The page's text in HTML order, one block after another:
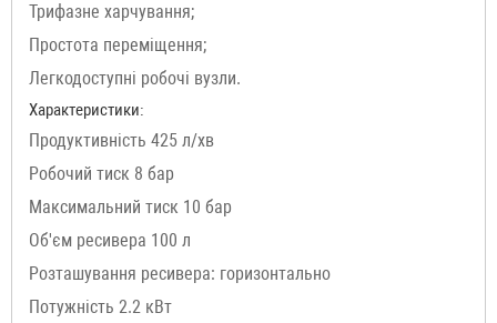
Трифазне харчування;
Простота переміщення;
Легкодоступні робочі вузли.
Характеристики:
Продуктивність 425 л/хв
Робочий тиск 8 бар
Максимальний тиск 10 бар
Об'єм ресивера 100 л
Розташування ресивера: горизонтально
Потужність 2.2 кВт